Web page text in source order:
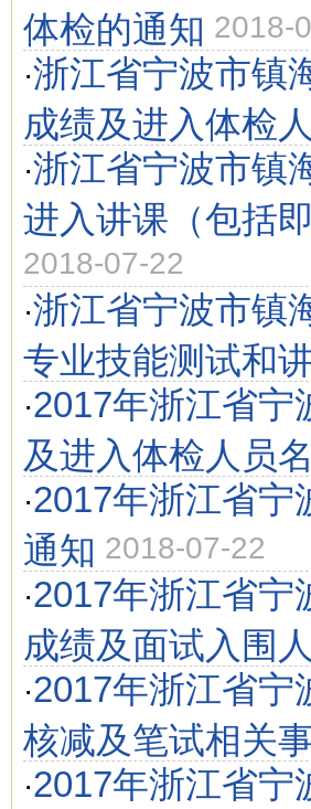
体检的通知 2018-
·浙江省宁波市镇
成绩及进入体检
·浙江省宁波市镇
进入讲课（包括
2018-07-22
·浙江省宁波市镇
专业技能测试和
·2017年浙江省宁
及进入体检人员
·2017年浙江省宁
通知 2018-07-22
·2017年浙江省宁
成绩及面试入围
·2017年浙江省宁
核减及笔试相关
·2017年浙江省宁